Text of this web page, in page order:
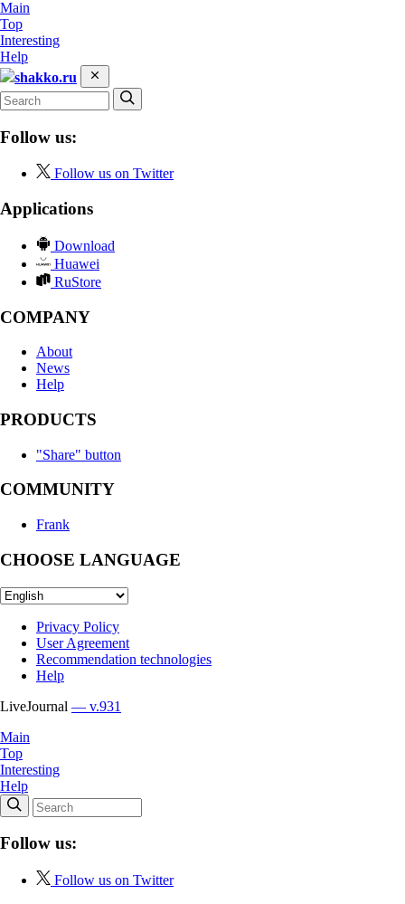
Main
Top
Interesting
Help
shakko.ru
Follow us:
Follow us on Twitter
Applications
Download
Huawei
RuStore
COMPANY
About
News
Help
PRODUCTS
"Share" button
COMMUNITY
Frank
CHOOSE LANGUAGE
Privacy Policy
User Agreement
Recommendation technologies
Help
LiveJournal — v.931
Main
Top
Interesting
Help
Follow us:
Follow us on Twitter